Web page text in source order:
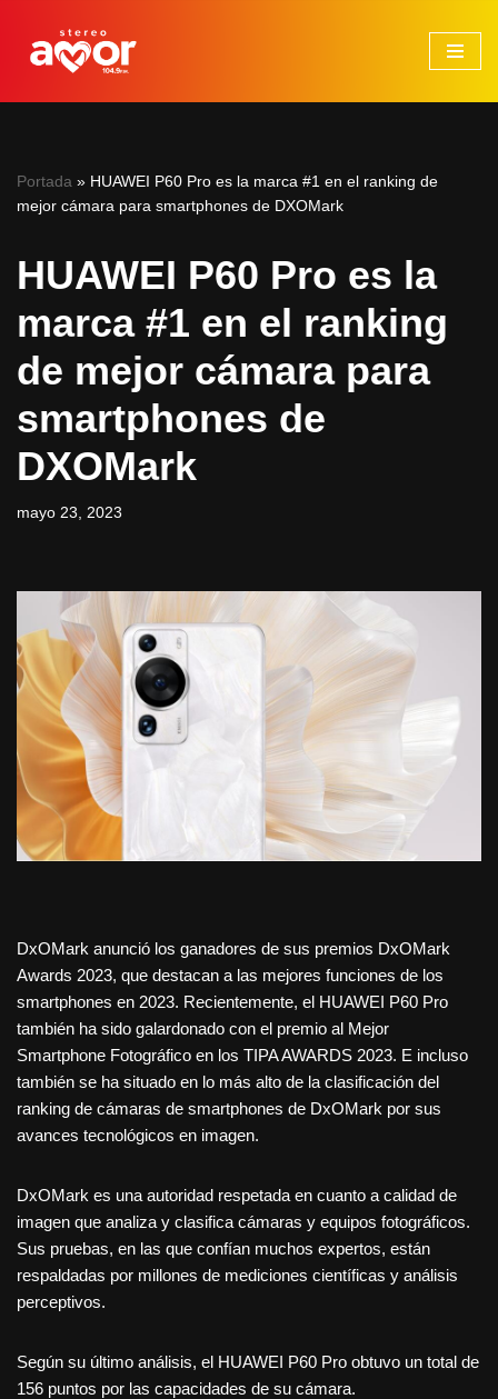
Saltar
Portada » HUAWEI P60 Pro es la marca #1 en el ranking de
mejor cámara para smartphones de DXOMark
HUAWEI P60 Pro es la
marca #1 en el ranking
de mejor cámara para
smartphones de
DXOMark
mayo 23, 2023
DxOMark anunció los ganadores de sus premios DxOMark
Awards 2023, que destacan a las mejores funciones de los
smartphones en 2023. Recientemente, el HUAWEI P60 Pro
también ha sido galardonado con el premio al Mejor
Smartphone Fotográfico en los TIPA AWARDS 2023. E incluso
también se ha situado en lo más alto de la clasificación del
ranking de cámaras de smartphones de DxOMark por sus
avances tecnológicos en imagen.
DxOMark es una autoridad respetada en cuanto a calidad de
imagen que analiza y clasifica cámaras y equipos fotográficos.
Sus pruebas, en las que confían muchos expertos, están
respaldadas por millones de mediciones científicas y análisis
perceptivos.
Según su último análisis, el HUAWEI P60 Pro obtuvo un total de
156 puntos por las capacidades de su cámara.